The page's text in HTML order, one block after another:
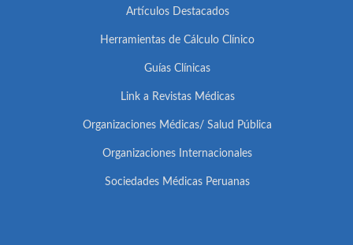
Artículos Destacados
Herramientas de Cálculo Clínico
Guías Clínicas
Link a Revistas Médicas
Organizaciones Médicas/ Salud Pública
Organizaciones Internacionales
Sociedades Médicas Peruanas